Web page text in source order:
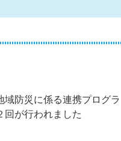
域防災に係る連携プログラ
が行われました